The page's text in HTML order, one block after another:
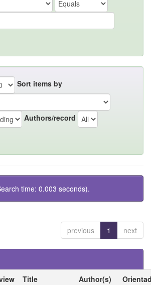
Sort items by
Authors/record
time: 0.003 seconds).
previous 1 next
Title Author(s)